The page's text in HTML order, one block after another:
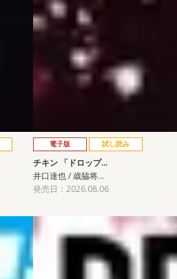
電子版 試し読み
チキン 「ドロップ…
井口達也 / 歳脇将…
発売日：2026.08.06